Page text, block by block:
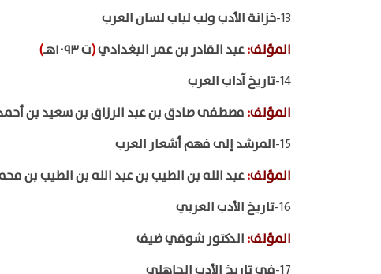
13- خزانة الأدب ولب لباب لسان العرب
المؤلف:عبد القادر بن عمر البغدادي(ت ١٠٩٣هـ
)
14- تاريخ آداب العرب
المؤلف: مصطفى صادق بن عبد الرزاق بن سعيد بن أحمد
15- المرشد إلى فهم أشعار العرب
المؤلف:عبد الله بن الطيب بن عبد الله بن الطيب بن
16- تاريخ الأدب العربي
المؤلف: الدكتور شوقي ضيف